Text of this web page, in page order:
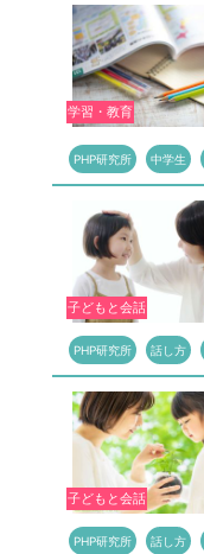
学習・教育
PHP研究所 中学生
子どもと会話
PHP研究所 話し方
子どもと会話
PHP研究所 話し方